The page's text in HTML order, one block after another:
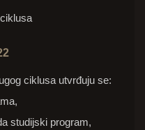
ciklusa utvrđuju se:
studijski program,